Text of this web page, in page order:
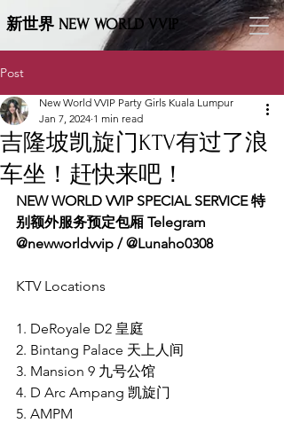
新世界 NEW WORLD VVIP
Post
吉隆坡凯旋门KTV有过了浪
车坐！赶快来吧！
New World VVIP Party Girls Kuala Lumpur
Jan 7, 2024 1 min read
NEW WORLD VVIP SPECIAL SERVICE 特
别额外服务预定包厢 Telegram
@newworldvvip / @Lunaho0308
KTV Locations
1. DeRoyale D2 皇庭
2. Bintang Palace 天上人间
3. Mansion 9 九号公馆
4. D Arc Ampang 凯旋门
5. AMPM